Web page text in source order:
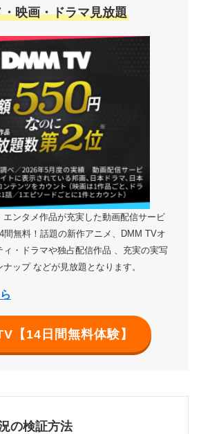
映画・ドラマ見放題
エンタメ作品が充実した動画配信サービ
間無料！話題の新作アニメ、DMM TVオ
ィ・ドラマや独占配信作品 、充実の実写
ップ などが見放題となります。
【14日間無料体験】
の検証方法